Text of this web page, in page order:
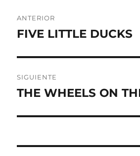
de
ANTERIOR
Entrada
FIVE LITTLE DUCKS
SIGUIENTE
Entrada
THE WHEELS ON